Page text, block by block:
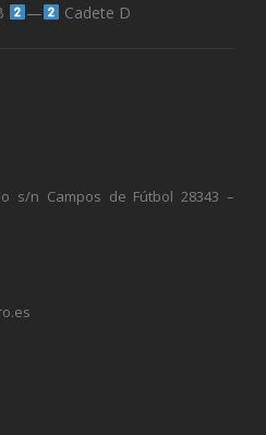
— Cadete D
s/n Campos de Fútbol 28343 –